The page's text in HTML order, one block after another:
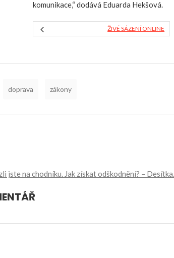
komunikace,“ dodává Eduarda Hekšová.
ŽIVÉ SÁZENÍ ONLINE
doprava zákony
jste na chodníku. Jak získat odškodnění? –